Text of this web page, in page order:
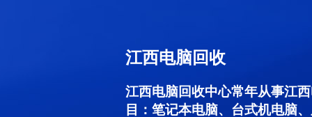
江西电脑回收
江西电脑回收中心常年从事江
目：笔记本电脑、台式机电脑